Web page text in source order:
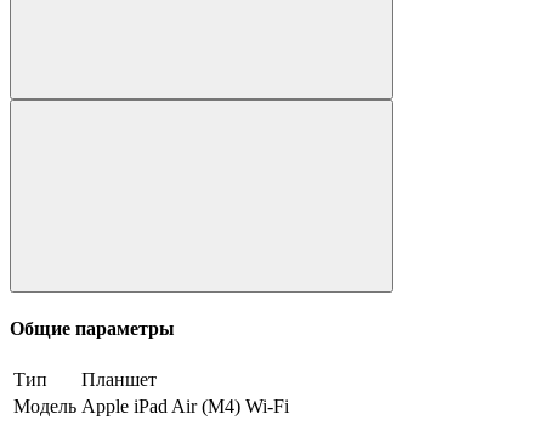
Общие параметры
Тип
Планшет
Модель Apple iPad Air (M4) Wi-Fi